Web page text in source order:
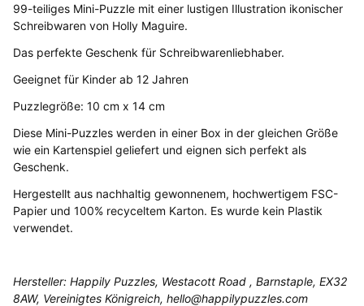
99-teiliges Mini-Puzzle mit einer lustigen Illustration ikonischer
Schreibwaren von Holly Maguire.
Das perfekte Geschenk für Schreibwarenliebhaber.
Geeignet für Kinder ab 12 Jahren
Puzzlegröße: 10 cm x 14 cm
Diese Mini-Puzzles werden in einer Box in der gleichen Größe
wie ein Kartenspiel geliefert und eignen sich perfekt als
Geschenk.
Hergestellt aus nachhaltig gewonnenem, hochwertigem FSC-
Papier und 100% recyceltem Karton. Es wurde kein Plastik
verwendet.
Hersteller: Happily Puzzles, Westacott Road , Barnstaple, EX32
8AW, Vereinigtes Königreich, hello@happilypuzzles.com